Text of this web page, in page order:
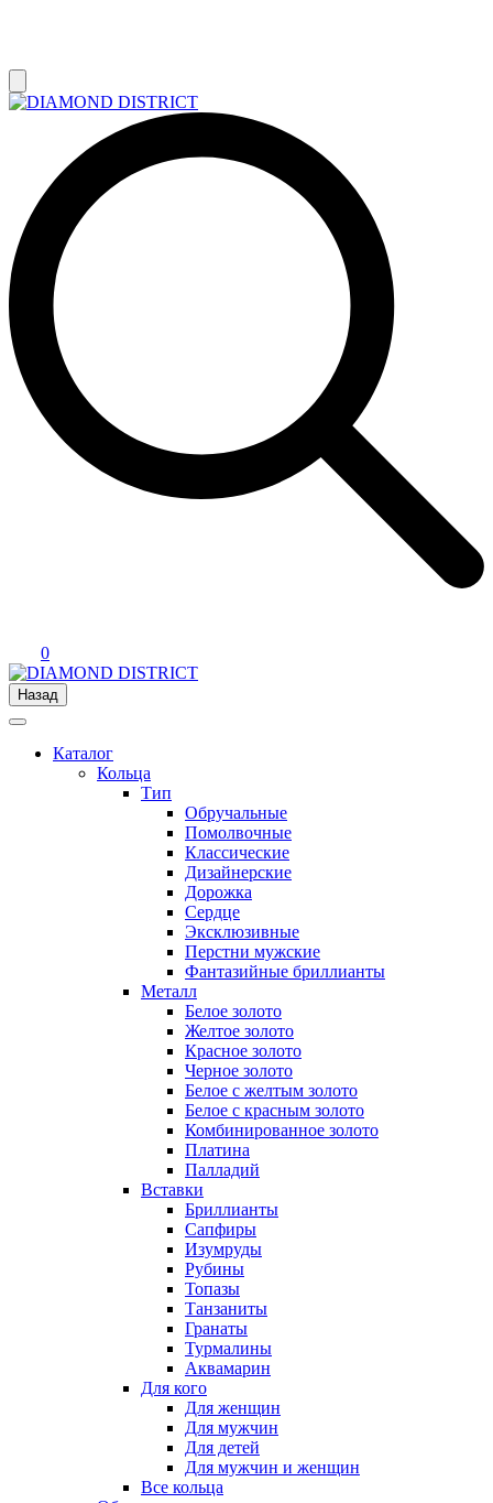
0
Назад
Каталог
Кольца
Тип
Обручальные
Помолвочные
Классические
Дизайнерские
Дорожка
Сердце
Эксклюзивные
Перстни мужские
Фантазийные бриллианты
Металл
Белое золото
Желтое золото
Красное золото
Черное золото
Белое с желтым золото
Белое с красным золото
Комбинированное золото
Платина
Палладий
Вставки
Бриллианты
Сапфиры
Изумруды
Рубины
Топазы
Танзаниты
Гранаты
Турмалины
Аквамарин
Для кого
Для женщин
Для мужчин
Для детей
Для мужчин и женщин
Все кольца